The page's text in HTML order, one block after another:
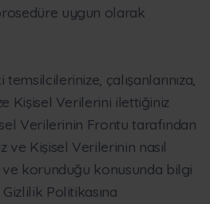
uygun olarak
çalışanlarınıza,
Kişisel Verilerini ilettiğiniz
Verilerinin Frontu tarafından
ve Kişisel Verilerinin nasıl
ve korunduğu konusunda bilgi
Politikasına